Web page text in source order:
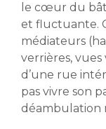
le cœur du
et fluctuante.
médiateurs
verrières, vues
d’une rue
pas vivre son
déambulation